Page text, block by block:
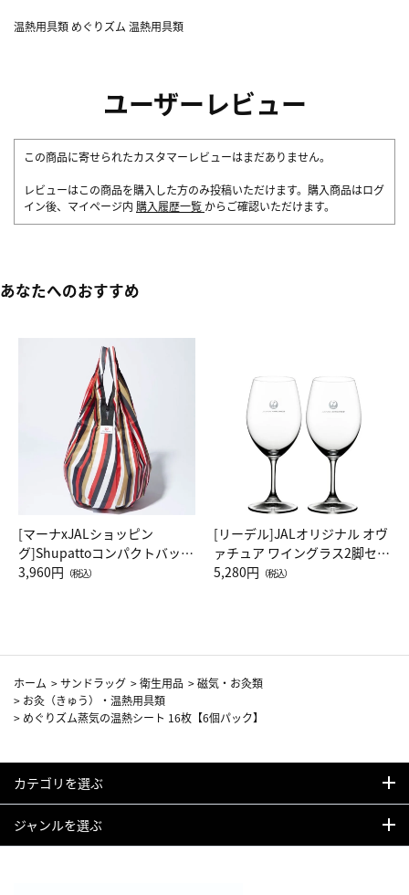
温熱用具類 めぐりズム 温熱用具類
ユーザーレビュー
この商品に寄せられたカスタマーレビューはまだありません。
レビューはこの商品を購入した方のみ投稿いただけます。購入商品はログ
イン後、マイページ内 購入履歴一覧 からご確認いただけます。
あなたへのおすすめ
[マーナxJALショッピン
グ]Shupattoコンパクトバッグ
Drop JAL客室乗務員（LC）ス
3,960円 （税込）
[リーデル]JALオリジナル オヴ
ァチュア ワイングラス2脚セッ
ト（レッドワイン）
5,280円 （税込）
ホーム >サンドラッグ >衛生用品 >磁気・お灸類
> お灸（きゅう）・温熱用具類
> めぐりズム蒸気の温熱シート 16枚【6個パック】
カテゴリを選ぶ
ジャンルを選ぶ